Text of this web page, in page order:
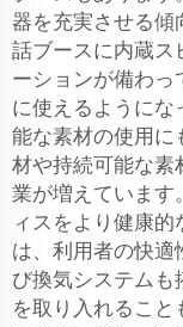
器を充実させる傾
話ブースに内蔵ス
ーションが備わ
に使えるように
能な素材の使用に
材や持続可能な素
業が増えています
ィスをより健康
は、利用者の快適
び換気システムも
を取り入れるこ